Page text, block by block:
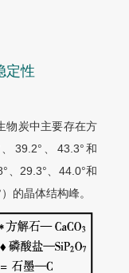
定性
物炭中主要存在方
39.2°、43.3°和
、29.3°、44.0°和
的晶体结构峰。